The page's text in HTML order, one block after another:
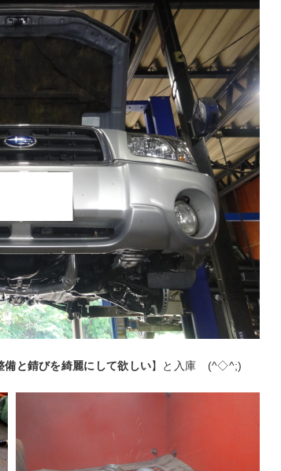
備と錆びを綺麗にして欲しい】と入庫 (^◇^;)